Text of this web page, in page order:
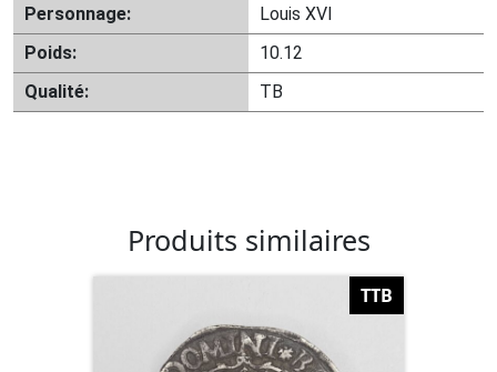
Personnage:
Louis XVI
Poids:
10.12
Qualité:
TB
Produits similaires
TTB